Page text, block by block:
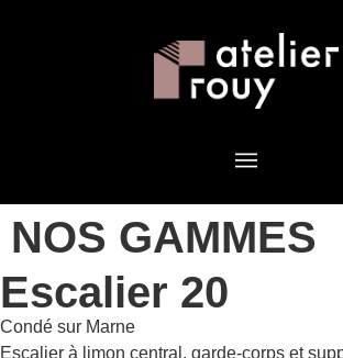
NOS GAMMES
Escalier 20
Condé sur Marne
Escalier à limon central, garde-corps et